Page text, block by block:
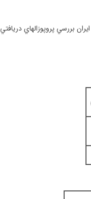
بررسي پروپوزالهاي دريافتي